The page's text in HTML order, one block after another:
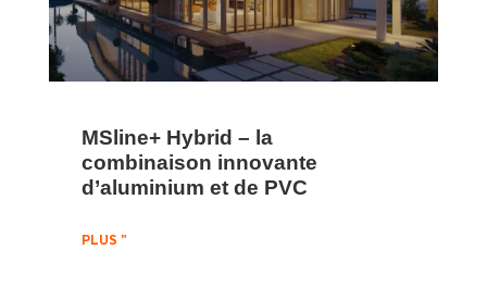
MSline+ Hybrid – la
combinaison innovante
d’aluminium et de PVC
PLUS "